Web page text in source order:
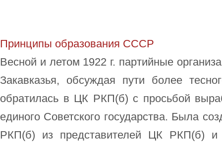
Принципы образования СССР
Весной и летом 1922 г. партийные
Закавказья, обсуждая пути более
обратилась в ЦК РКП(б) с просьбой
единого Советского государства. Была
РКП(б) из представителей ЦК РКП(б) и